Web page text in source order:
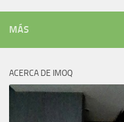
MÁS
ACERCA DE IMOQ